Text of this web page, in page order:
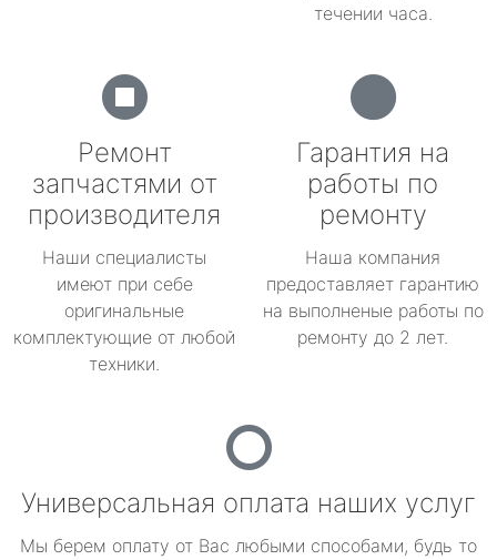
течении часа.
Ремонт
запчастями от
производителя
Наши специалисты
имеют при себе
оригинальные
комплектующие от любой
техники.
Гарантия на
работы по
ремонту
Наша компания
предоставляет гарантию
на выполненые работы по
ремонту до 2 лет.
Универсальная оплата наших услуг
Мы берем оплату от Вас любыми способами, будь то